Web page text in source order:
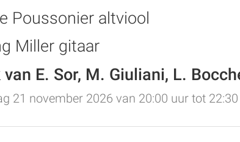
Poussonier altviool
Miller gitaar
van E. Sor, M. Giuliani, L.
21 november 2026 van 20:00 uur tot